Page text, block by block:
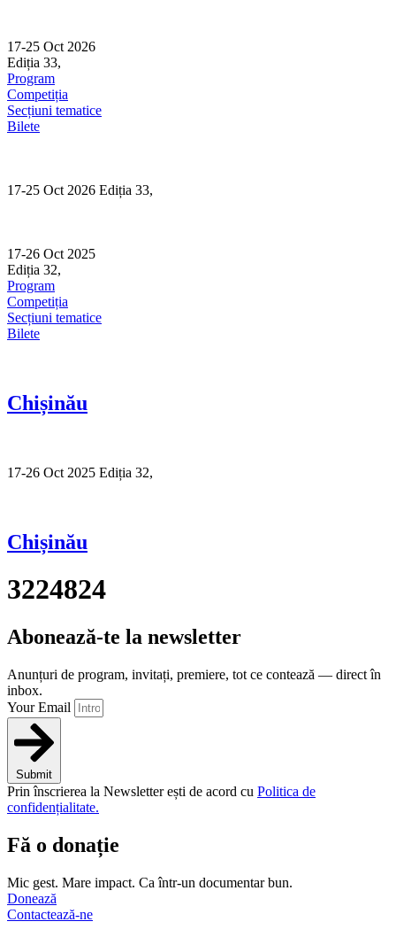
content
17-25 Oct 2026
Ediția 33,
Program
Competiția
Secțiuni tematice
Bilete
17-25 Oct 2026 Ediția 33,
17-26 Oct 2025
Ediția 32,
Program
Competiția
Secțiuni tematice
Bilete
Chișinău
17-26 Oct 2025 Ediția 32,
Chișinău
3224824
Abonează-te la newsletter
Anunțuri de program, invitați, premiere, tot ce contează — direct în
inbox.
Your Email
Submit
Prin înscrierea la Newsletter ești de acord cu Politica de
confidențialitate.
Fă o donație
Mic gest. Mare impact. Ca într-un documentar bun.
Donează
Contactează-ne